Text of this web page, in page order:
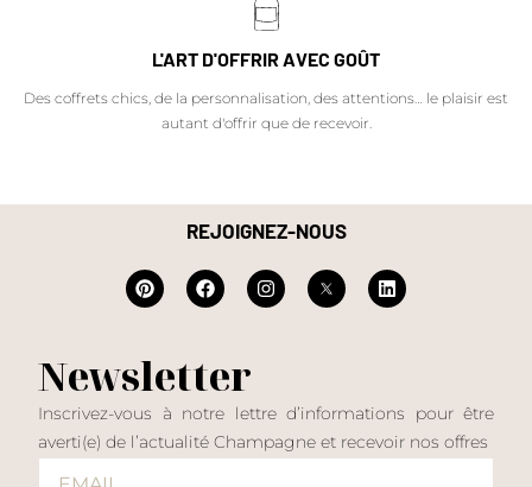
L'ART D'OFFRIR AVEC GOÛT
Des coffrets chics, de la personnalisation, des attentions… le plaisir est
autant d'offrir que de recevoir.
REJOIGNEZ-NOUS
Newsletter
Inscrivez-vous à notre lettre d’informations pour être
averti(e) de l’actualité Champagne et recevoir nos offres